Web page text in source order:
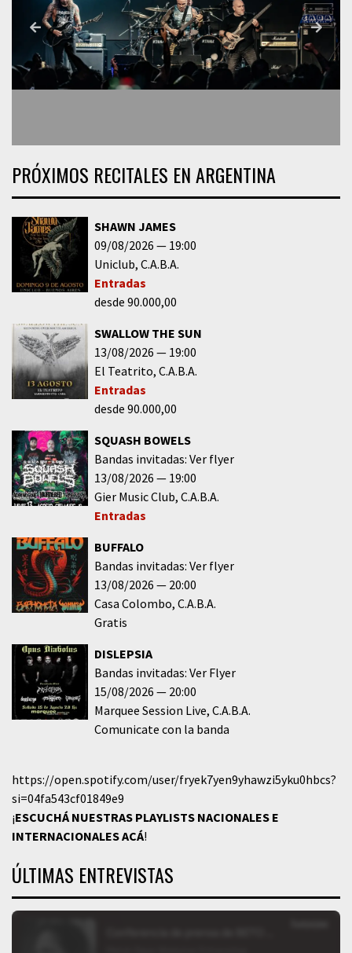
PRÓXIMOS RECITALES EN ARGENTINA
SHAWN JAMES
09/08/2026
19:00
Uniclub C.A.B.A.
Entradas
desde 90.000,00
SWALLOW THE SUN
13/08/2026
19:00
El Teatrito C.A.B.A.
Entradas
desde 90.000,00
SQUASH BOWELS
Bandas invitadas: Ver flyer
13/08/2026
19:00
Gier Music Club C.A.B.A.
Entradas
BUFFALO
Bandas invitadas: Ver flyer
13/08/2026
20:00
Casa Colombo C.A.B.A.
Gratis
DISLEPSIA
Bandas invitadas: Ver Flyer
15/08/2026
20:00
Marquee Session Live C.A.B.A.
Comunicate con la banda
https://open.spotify.com/user/fryek7yen9yhawzi5yku0hbcs?
si=04fa543cf01849e9
¡ESCUCHÁ NUESTRAS PLAYLISTS NACIONALES E
INTERNACIONALESACÁ!
ÚLTIMAS ENTREVISTAS